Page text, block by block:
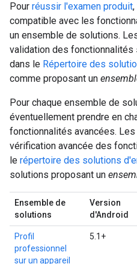
Pour réussir l'examen produit
compatible avec les
un ensemble de solutions.
validation des
dans le Répertoire des
comme proposant un
Pour chaque ensemble de
éventuellement prendre en
fonctionnalités avancées.
vérification avancée des
le répertoire des solutions
solutions proposant un
Ensemble de
solutions
Version
d'Android
Profil
professionnel
sur un appareil
5.1+